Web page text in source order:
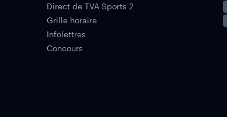
Direct de TVA Sports 2
Grille horaire
Infolettres
Concours